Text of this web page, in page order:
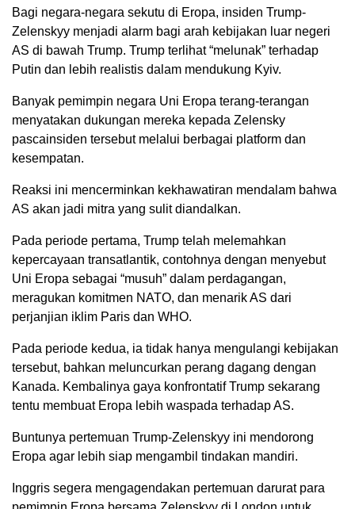
Bagi negara-negara sekutu di Eropa, insiden Trump-
Zelenskyy menjadi alarm bagi arah kebijakan luar negeri
AS di bawah Trump. Trump terlihat “melunak” terhadap
Putin dan lebih realistis dalam mendukung Kyiv.
Banyak pemimpin negara Uni Eropa terang-terangan
menyatakan dukungan mereka kepada Zelensky
pascainsiden tersebut melalui berbagai platform dan
kesempatan.
Reaksi ini mencerminkan kekhawatiran mendalam bahwa
AS akan jadi mitra yang sulit diandalkan.
Pada periode pertama, Trump telah melemahkan
kepercayaan transatlantik, contohnya dengan menyebut
Uni Eropa sebagai “musuh” dalam perdagangan,
meragukan komitmen NATO, dan menarik AS dari
perjanjian iklim Paris dan WHO.
Pada periode kedua, ia tidak hanya mengulangi kebijakan
tersebut, bahkan meluncurkan perang dagang dengan
Kanada. Kembalinya gaya konfrontatif Trump sekarang
tentu membuat Eropa lebih waspada terhadap AS.
Buntunya pertemuan Trump-Zelenskyy ini mendorong
Eropa agar lebih siap mengambil tindakan mandiri.
Inggris segera mengagendakan pertemuan darurat para